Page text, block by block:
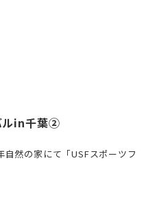
ルin千葉②
然の家にて「USFスポーツフ